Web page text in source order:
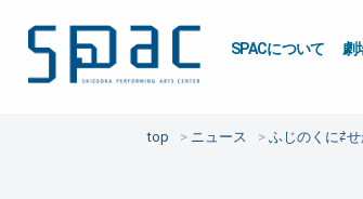
SPACについて 劇
top ニュース ふじのくに⇄